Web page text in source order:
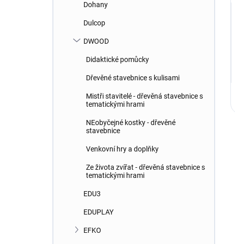
Dohany
Dulcop
DWOOD
Didaktické pomůcky
Dřevěné stavebnice s kulisami
Mistři stavitelé - dřevěná stavebnice s
tematickými hrami
NEobyčejné kostky - dřevěné
stavebnice
Venkovní hry a doplňky
Ze života zvířat - dřevěná stavebnice s
tematickými hrami
EDU3
EDUPLAY
EFKO